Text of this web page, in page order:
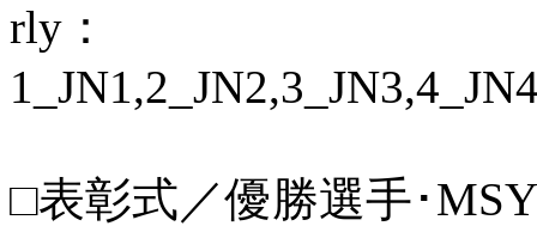
rly：
□表彰式／優勝選手･